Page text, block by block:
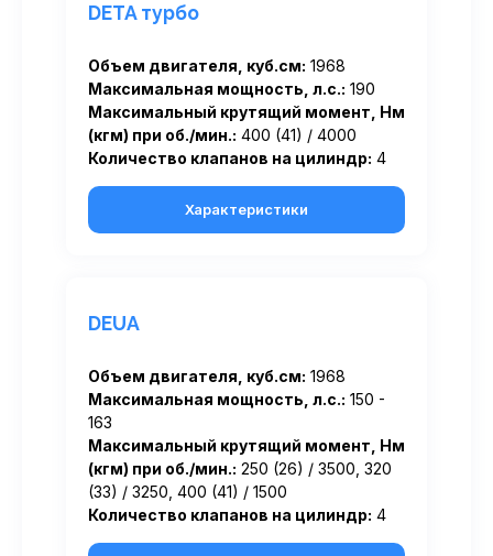
DETA турбо
Объем двигателя, куб.см: 1968
Максимальная мощность, л.с.: 190
Максимальный крутящий момент, Нм
(кгм) при об./мин.: 400 (41) / 4000
Количество клапанов на цилиндр: 4
Характеристики
DEUA
Объем двигателя, куб.см: 1968
Максимальная мощность, л.с.: 150 -
163
Максимальный крутящий момент, Нм
(кгм) при об./мин.: 250 (26) / 3500, 320
(33) / 3250, 400 (41) / 1500
Количество клапанов на цилиндр: 4